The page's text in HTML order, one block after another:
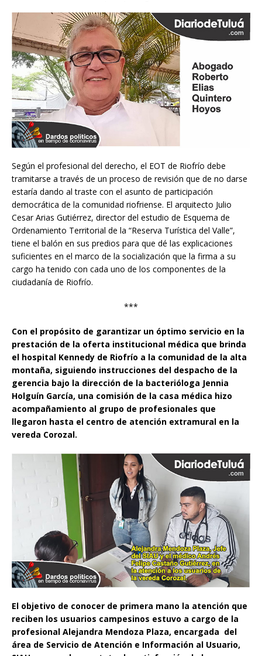
Según el profesional del derecho, el EOT de Riofrío debe
tramitarse a través de un proceso de revisión que de no darse
estaría dando al traste con el asunto de participación
democrática de la comunidad riofriense. El arquitecto Julio
Cesar Arias Gutiérrez, director del estudio de Esquema de
Ordenamiento Territorial de la “Reserva Turística del Valle”,
tiene el balón en sus predios para que dé las explicaciones
suficientes en el marco de la socialización que la firma a su
cargo ha tenido con cada uno de los componentes de la
ciudadanía de Riofrío.
***
Con el propósito de garantizar un óptimo servicio en la
prestación de la oferta institucional médica que brinda
el hospital Kennedy de Riofrío a la comunidad de la alta
montaña, siguiendo instrucciones del despacho de la
gerencia bajo la dirección de la bacterióloga Jennia
Holguín García, una comisión de la casa médica hizo
acompañamiento al grupo de profesionales que
llegaron hasta el centro de atención extramural en la
vereda Corozal.
El objetivo de conocer de primera mano la atención que
reciben los usuarios campesinos estuvo a cargo de la
profesional Alejandra Mendoza Plaza, encargada del
área de Servicio de Atención e Información al Usuario,